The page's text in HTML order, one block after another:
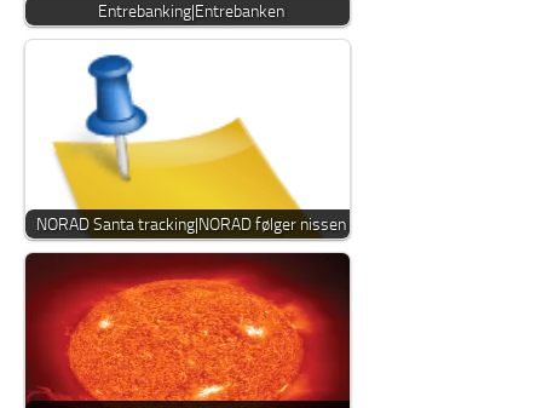
Entrebanking|Entrebanken
NORAD Santa tracking|NORAD følger nissen